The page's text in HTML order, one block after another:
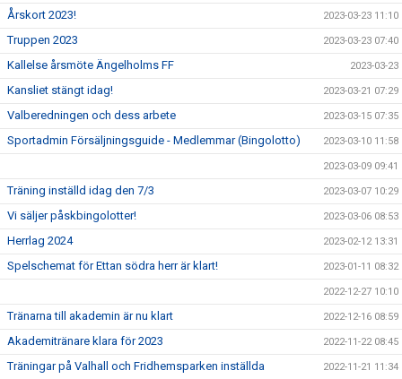
Årskort 2023! 2023-03-23 11:10
Truppen 2023 2023-03-23 07:40
Kallelse årsmöte Ängelholms FF 2023-03-23
Kansliet stängt idag! 2023-03-21 07:29
Valberedningen och dess arbete 2023-03-15 07:35
Sportadmin Försäljningsguide - Medlemmar (Bingolotto) 2023-03-10 11:58
2023-03-09 09:41
Träning inställd idag den 7/3 2023-03-07 10:29
Vi säljer påskbingolotter! 2023-03-06 08:53
Herrlag 2024 2023-02-12 13:31
Spelschemat för Ettan södra herr är klart! 2023-01-11 08:32
2022-12-27 10:10
Tränarna till akademin är nu klart 2022-12-16 08:59
Akademitränare klara för 2023 2022-11-22 08:45
Träningar på Valhall och Fridhemsparken inställda 2022-11-21 11:34